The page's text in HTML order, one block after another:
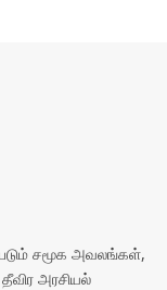
சமூக அவலங்கள்,
அரசியல்